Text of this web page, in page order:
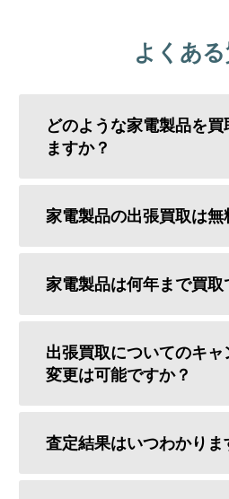
よくある
どのような家電製品を買
ますか？
家電製品の出張買取は無
家電製品は何年まで買取
出張買取についてのキ
変更は可能ですか？
査定結果はいつわかりま